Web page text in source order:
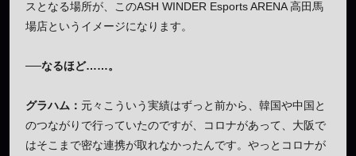
スとなる場所が、このASH WINDER Esports ARENA 高田馬
場店というイメージになります。
──なるほど……。
グラハム： 元々こういう実績はずっと前から、韓国や中国と
のつながりで行っていたのですが、コロナがあって、大阪で
はそこまで密な連携が取れなかったんです。やっとコロナが